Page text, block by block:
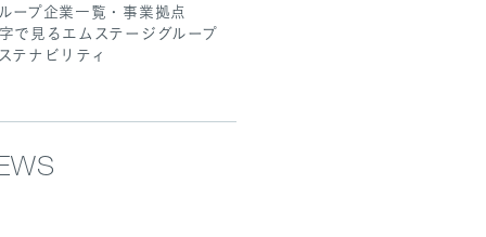
ープ企業一覧・事業拠点
で見るエムステージグループ
テナビリティ